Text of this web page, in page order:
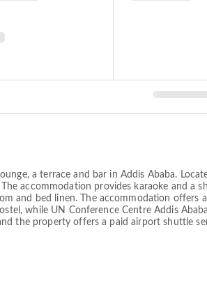
a terrace and bar in Addis Ababa.
accommodation provides karaoke and a
and bed linen. The accommodation
while UN Conference Centre Addis
the property offers a paid airport shuttle